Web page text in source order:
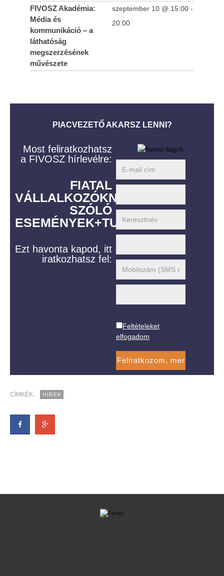
FIVOSZ Akadémia:
Média és
kommunikáció – a
láthatóság
megszerzésének
művészete
szeptember 10 @ 15:00 -
20:00
PIACVEZETŐ AKARSZ LENNI?
Most feliratkozhatsz
a FIVOSZ hírlevélre:
FIATAL
VÁLLALKOZÓKNAK
SZÓLÓ
ESEMÉNYEK+TUDÁS
Ezt havonta kapod, itt
iratkozhatsz fel:
Feltételeket
elfogadom
CÍMKÉK: HÍREK